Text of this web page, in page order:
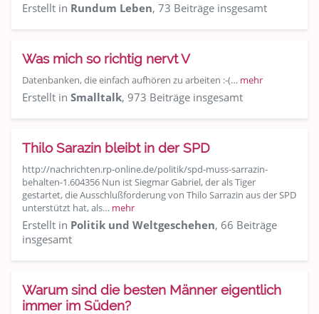
Archiv
Erstellt in Rundum Leben, 73 Beiträge insgesamt
Was mich so richtig nervt V
Datenbanken, die einfach aufhören zu arbeiten :-(… mehr
Erstellt in Smalltalk, 973 Beiträge insgesamt
Thilo Sarazin bleibt in der SPD
http://nachrichten.rp-online.de/politik/spd-muss-sarrazin-
behalten-1.604356 Nun ist Siegmar Gabriel, der als Tiger
gestartet, die Ausschlußforderung von Thilo Sarrazin aus der SPD
unterstützt hat, als… mehr
Erstellt in Politik und Weltgeschehen, 66 Beiträge
insgesamt
Warum sind die besten Männer eigentlich
immer im Süden?